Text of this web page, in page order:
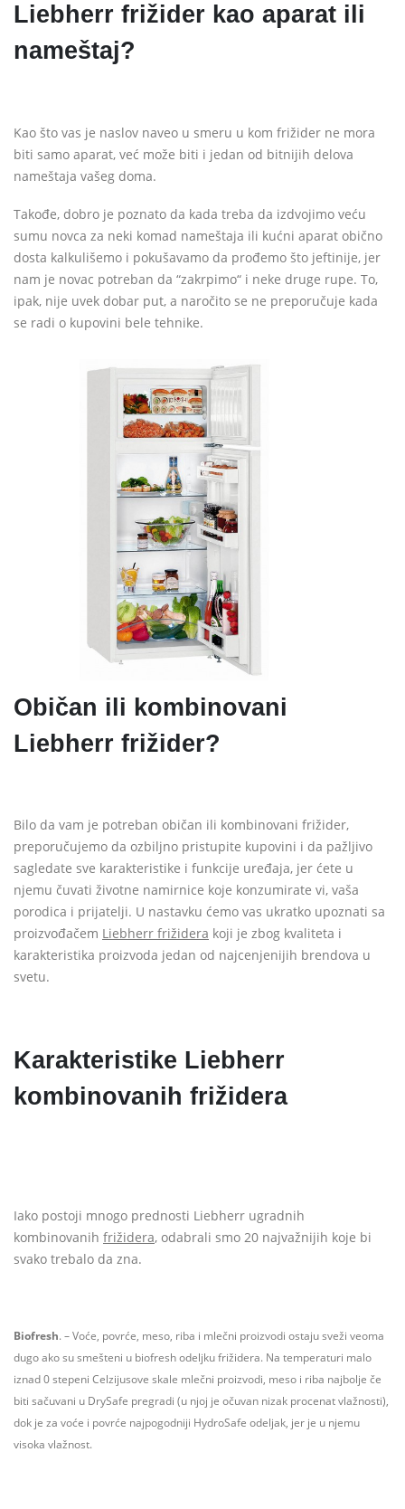
Liebherr frižider kao aparat ili
nameštaj?
Kao što vas je naslov naveo u smeru u kom frižider ne mora
biti samo aparat, već može biti i jedan od bitnijih delova
nameštaja vašeg doma.
Takođe, dobro je poznato da kada treba da izdvojimo veću
sumu novca za neki komad nameštaja ili kućni aparat obično
dosta kalkulišemo i pokušavamo da prođemo što jeftinije, jer
nam je novac potreban da “zakrpimo“ i neke druge rupe. To,
ipak, nije uvek dobar put, a naročito se ne preporučuje kada
se radi o kupovini bele tehnike.
Običan ili kombinovani
Liebherr frižider?
Bilo da vam je potreban običan ili kombinovani frižider,
preporučujemo da ozbiljno pristupite kupovini i da pažljivo
sagledate sve karakteristike i funkcije uređaja, jer ćete u
njemu čuvati životne namirnice koje konzumirate vi, vaša
porodica i prijatelji. U nastavku ćemo vas ukratko upoznati sa
proizvođačem Liebherr frižidera koji je zbog kvaliteta i
karakteristika proizvoda jedan od najcenjenijih brendova u
svetu.
Karakteristike Liebherr
kombinovanih frižidera
Iako postoji mnogo prednosti Liebherr ugradnih
kombinovanih frižidera, odabrali smo 20 najvažnijih koje bi
svako trebalo da zna.
Biofresh. – Voće, povrće, meso, riba i mlečni proizvodi ostaju sveži veoma
dugo ako su smešteni u biofresh odeljku frižidera. Na temperaturi malo
iznad 0 stepeni Celzijusove skale mlečni proizvodi, meso i riba najbolje če
biti sačuvani u DrySafe pregradi (u njoj je očuvan nizak procenat vlažnosti),
dok je za voće i povrće najpogodniji HydroSafe odeljak, jer je u njemu
visoka vlažnost.